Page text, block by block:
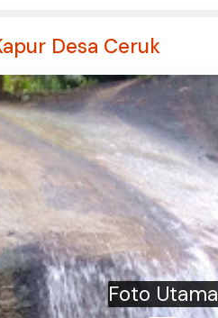
Desa Ceruk
Foto Utama